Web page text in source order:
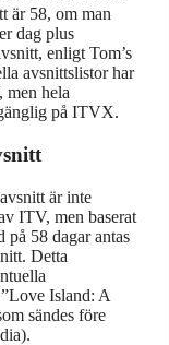
är 58, om man
dag plus
enligt Tom’s
avsnittslistor har
men hela
på ITVX.
är inte
ITV, men baserat
på 58 dagar antas
Detta
Island: A
sändes före